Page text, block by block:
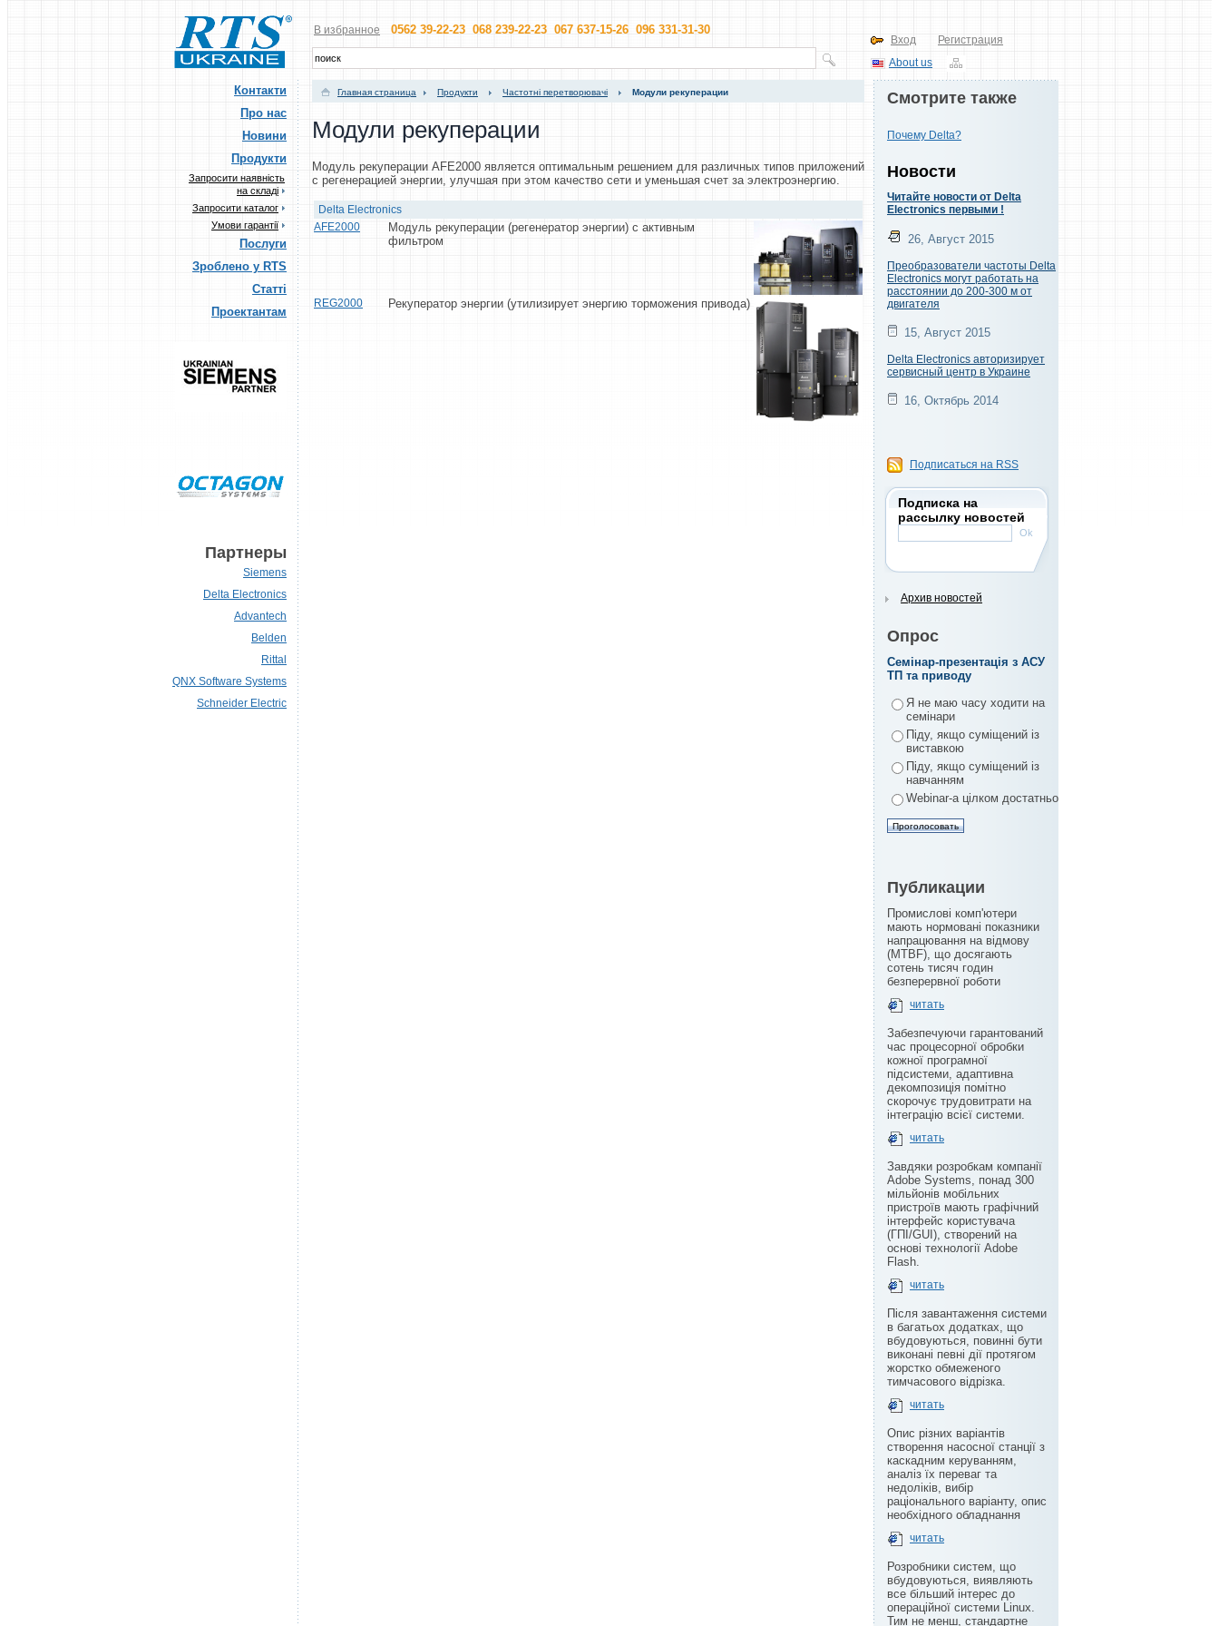
В избранное 0562 39-22-23 068 239-22-23 067 637-15-26 096 331-31-30
Вход
Регистрация
About us
Контакти
Про нас
Новини
Продукти
Запросити наявність
на складі
Запросити каталог
Умови гарантії
Послуги
Зроблено у RTS
Статті
Проектантам
Партнеры
Siemens
Delta Electronics
Advantech
Belden
Rittal
QNX Software Systems
Schneider Electric
Главная страница Продукти Частотні перетворювачі Модули рекуперации
Модули рекуперации
Модуль рекуперации AFE2000 является оптимальным решением для различных типов приложений
с регенерацией энергии, улучшая при этом качество сети и уменьшая счет за электроэнергию.
Delta Electronics
AFE2000
Модуль рекуперации (регенератор энергии) с активным
фильтром
REG2000 Рекуператор энергии (утилизирует энергию торможения привода)
Смотрите также
Почему Delta?
Новости
Читайте новости от Delta
Electronics первыми !
26, Август 2015
Преобразователи частоты Delta
Electronics могут работать на
расстоянии до 200-300 м от
двигателя
15, Август 2015
Delta Electronics авторизирует
сервисный центр в Украине
16, Октябрь 2014
Подписаться на RSS
Подписка на
рассылку новостей
Архив новостей
Опрос
Семінар-презентація з АСУ
ТП та приводу
Я не маю часу ходити на
семінари
Піду, якщо суміщений із
виставкою
Піду, якщо суміщений із
навчанням
Webinar-а цілком достатньо
Публикации
Промислові комп'ютери
мають нормовані показники
напрацювання на відмову
(MTBF), що досягають
сотень тисяч годин
безперервної роботи
читать
Забезпечуючи гарантований
час процесорної обробки
кожної програмної
підсистеми, адаптивна
декомпозиція помітно
скорочує трудовитрати на
інтеграцію всієї системи.
читать
Завдяки розробкам компанії
Adobe Systems, понад 300
мільйонів мобільних
пристроїв мають графічний
інтерфейс користувача
(ГПІ/GUI), створений на
основі технології Adobe
Flash.
читать
Після завантаження системи
в багатьох додатках, що
вбудовуються, повинні бути
виконані певні дії протягом
жорстко обмеженого
тимчасового відрізка.
читать
Опис різних варіантів
створення насосної станції з
каскадним керуванням,
аналіз їх переваг та
недоліків, вибір
раціонального варіанту, опис
необхідного обладнання
читать
Розробники систем, що
вбудовуються, виявляють
все більший інтерес до
операційної системи Linux.
Тим не менш, стандартне